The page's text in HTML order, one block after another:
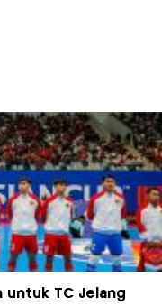
untuk TC Jelang